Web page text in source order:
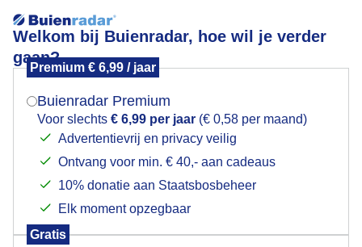
Welkom bij Buienradar, hoe wil je verder
gaan?
Premium € 6,99 / jaar
Buienradar Premium
Voor slechts € 6,99 per jaar (€ 0,58 per maand)
Advertentievrij en privacy veilig
Ontvang voor min. € 40,- aan cadeaus
10% donatie aan Staatsbosbeheer
Elk moment opzegbaar
Gratis
Herfstig
Mogen we je locatie gebruiken voor het
Indien je hier nog geen akkoord op hebt gegeven,
verschijnt er zo een pop-up uit je browser waarin
Is goed, toon de popup